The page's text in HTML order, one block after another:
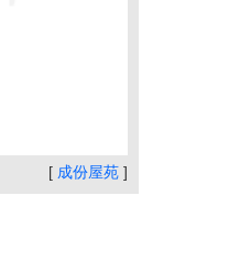
[ 成份屋苑]